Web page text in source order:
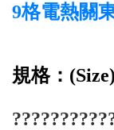
9格電熱關
規格：